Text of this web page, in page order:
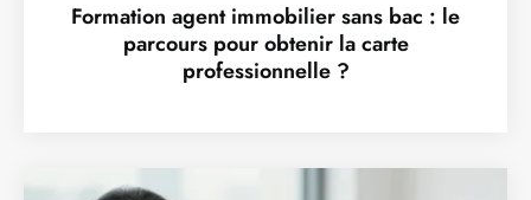
Formation agent immobilier sans bac : le
parcours pour obtenir la carte
professionnelle ?